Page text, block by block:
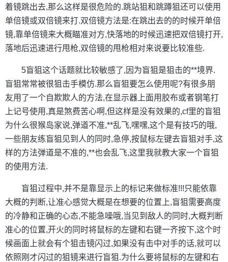
着镜跳出去,那么这样是很危险的.跳站狙和跳蹲狙还可以使用
单倍镜或双倍镜来打.双倍镜方法是:在跳出去的的时候开单倍
镜,靠单倍镜来大概瞄准对方,快落地的时候迅速把双倍镜打开,
落地后迅速进行甩枪,双倍镜的甩枪相对来说要比较准些.
5盲狙这个话题就比较敏感了,因为盲狙是狙击的**境界.
盲狙常常被很狙击手模仿.那么盲狙要怎么使用呢?有很多朋
友用了一个自欺欺人的方法,在显示器上面用胶布或者钢笔打
上记号使用,真是煞费苦心啊,但这样是没有效果的,cf里的盲狙
为什么很猴岛家说,弹道不准,**乱飞,嘿嘿,这个是有技巧的哦,
一些朋友练盲狙见到人的同时,急停,按鼠标左键去盲狙对手,这
样的方法弹道是不准的,**也会乱飞,这里我就教大家一个盲狙
的使用方法.
盲狙过程中,并不是靠显示上的标记来做标准!!!只能依靠
大概的判断,让准心感觉大概是在想要的位置上,盲狙需要高度
的冷静和正确的心态,不能急噪哦,当见到敌人的同时,大概判断
准心的位置,开火的同时将鼠标的左键和右键一齐按下,这个时
候画面上就会有个狙击镜闪过,如果没有击中对手的话,就可以
依照刚才闪过的狙镜来进行盲狙.为什么要将鼠标的左键和右